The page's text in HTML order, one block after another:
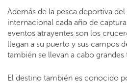
Además de la pesca deportiva
internacional cada año de
eventos atrayentes son los
llegan a su puerto y sus campos
también se llevan a cabo grandes
El destino también es conocido